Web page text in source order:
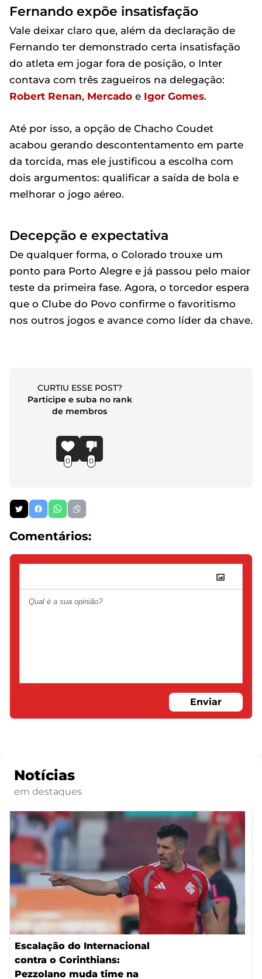
Fernando expõe insatisfação
Vale deixar claro que, além da declaração de
Fernando ter demonstrado certa insatisfação
do atleta em jogar fora de posição, o Inter
contava com três zagueiros na delegação:
Robert Renan, Mercado e Igor Gomes.
Até por isso, a opção de Chacho Coudet
acabou gerando descontentamento em parte
da torcida, mas ele justificou a escolha com
dois argumentos: qualificar a saída de bola e
melhorar o jogo aéreo.
Decepção e expectativa
De qualquer forma, o Colorado trouxe um
ponto para Porto Alegre e já passou pelo maior
teste da primeira fase. Agora, o torcedor espera
que o Clube do Povo confirme o favoritismo
nos outros jogos e avance como líder da chave.
CURTIU ESSE POST?
Participe e suba no rank
de membros
0 0
Comentários:
Enviar
Notícias
em destaques
Escalação do Internacional
contra o Corinthians:
Pezzolano muda time na